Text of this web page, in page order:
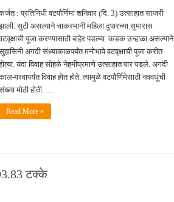
: प्रतिनिधी वटपौर्णिमा शनिवार (दि. 3) उत्साहात साजरी
सुटी असल्याने चाकरमानी महिला दुपारच्या सुमारास
पूजा करण्यासाठी बाहेर पडल्या. कडक उन्हाळा असल्याने
अगदी संध्याकाळपर्यंत मनोभावे वटवृक्षाची पूजा करीत
यंदा विवाह सोहळे नेहमीप्रमाणे उत्साहात पार पडले. अगदी
परवापर्यंत विवाह होत होते. त्यामुळे वटपौर्णिमेसाठी नववधूंची
मोठी होती. …
Read More »
टक्के